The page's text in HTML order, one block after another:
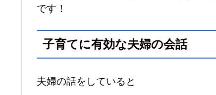
です！
子育てに有効な夫婦の会話
夫婦の話をしていると